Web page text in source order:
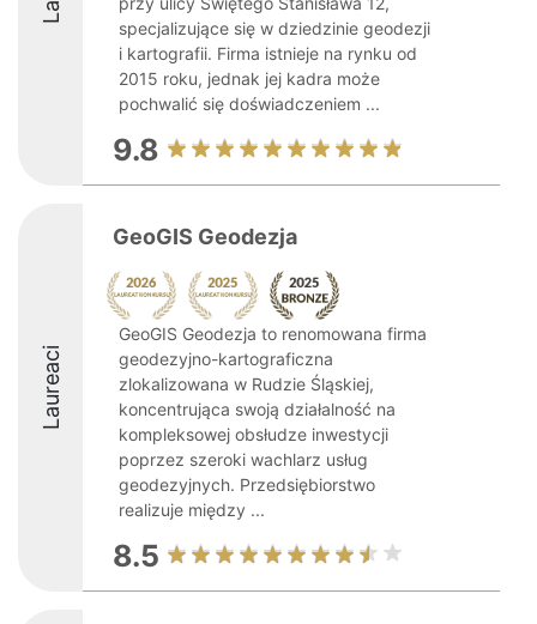
specjalizujące się w dziedzinie geodezji
i kartografii. Firma istnieje na rynku od
2015 roku, jednak jej kadra może
pochwalić się doświadczeniem ...
9.8
Laureaci
GeoGIS Geodezja
GeoGIS Geodezja to renomowana firma
geodezyjno-kartograficzna
zlokalizowana w Rudzie Śląskiej,
koncentrująca swoją działalność na
kompleksowej obsłudze inwestycji
poprzez szeroki wachlarz usług
geodezyjnych. Przedsiębiorstwo
realizuje między ...
8.5